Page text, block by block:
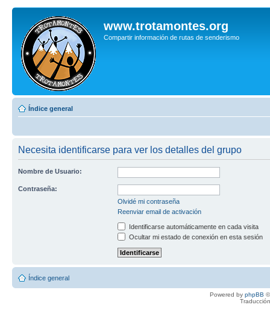
www.trotamontes.org
Compartir información de rutas de senderismo
Índice general
Necesita identificarse para ver los detalles del grupo
Nombre de Usuario:
Contraseña:
Olvidé mi contraseña
Reenviar email de activación
Identificarse automáticamente en cada visita
Ocultar mi estado de conexión en esta sesión
Índice general
Powered by phpBB